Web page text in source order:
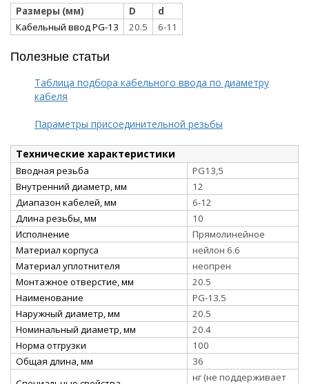
Размеры (мм) D
d
Кабельный ввод PG-13
20.5 6-11
Полезные статьи
Таблица подбора кабельного ввода по диаметру
кабеля
Параметры присоединительной резьбы
Технические характеристики
Вводная резьба
PG13,5
Внутренний диаметр, мм
12
Диапазон кабелей, мм
6-12
Длина резьбы, мм
10
Исполнение
Прямолинейное
Материал корпуса
нейлон 6.6
Материал уплотнителя
неопрен
Монтажное отверстие, мм
20.5
Наименование
PG-13.5
Наружный диаметр, мм
20.5
Номинальный диаметр, мм
20.4
Норма отгрузки
100
Общая длина, мм
36
нг (не поддерживает